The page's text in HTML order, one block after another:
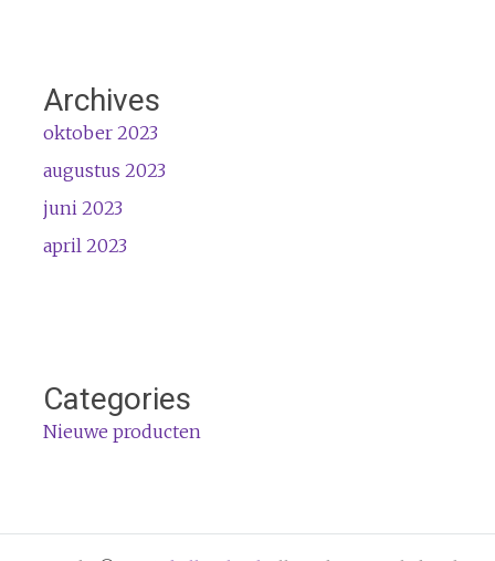
Archives
oktober 2023
augustus 2023
juni 2023
april 2023
Categories
Nieuwe producten